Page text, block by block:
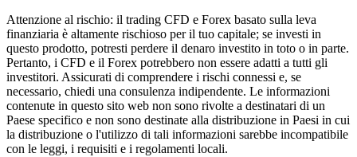
Attenzione al rischio: il trading CFD e Forex basato sulla leva
finanziaria è altamente rischioso per il tuo capitale; se investi in
questo prodotto, potresti perdere il denaro investito in toto o in parte.
Pertanto, i CFD e il Forex potrebbero non essere adatti a tutti gli
investitori. Assicurati di comprendere i rischi connessi e, se
necessario, chiedi una consulenza indipendente. Le informazioni
contenute in questo sito web non sono rivolte a destinatari di un
Paese specifico e non sono destinate alla distribuzione in Paesi in cui
la distribuzione o l'utilizzo di tali informazioni sarebbe incompatibile
con le leggi, i requisiti e i regolamenti locali.